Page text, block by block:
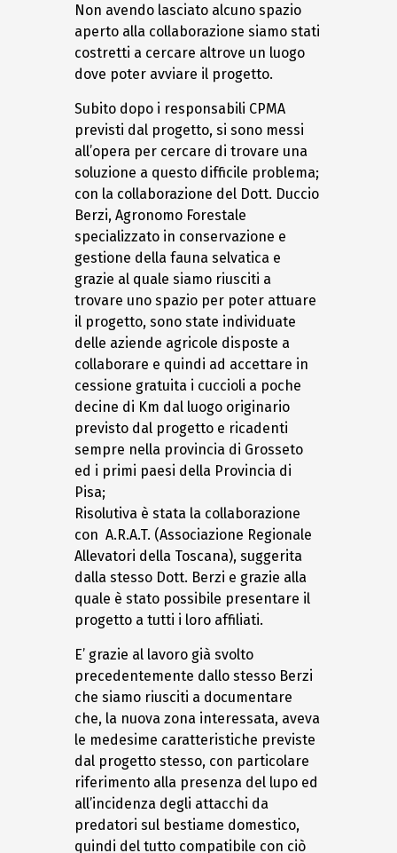
Non avendo lasciato alcuno spazio
aperto alla collaborazione siamo stati
costretti a cercare altrove un luogo
dove poter avviare il progetto.
Subito dopo i responsabili CPMA
previsti dal progetto, si sono messi
all’opera per cercare di trovare una
soluzione a questo difficile problema;
con la collaborazione del Dott. Duccio
Berzi, Agronomo Forestale
specializzato in conservazione e
gestione della fauna selvatica e
grazie al quale siamo riusciti a
trovare uno spazio per poter attuare
il progetto, sono state individuate
delle aziende agricole disposte a
collaborare e quindi ad accettare in
cessione gratuita i cuccioli a poche
decine di Km dal luogo originario
previsto dal progetto e ricadenti
sempre nella provincia di Grosseto
ed i primi paesi della Provincia di
Pisa;
Risolutiva è stata la collaborazione
con A.R.A.T. (Associazione Regionale
Allevatori della Toscana), suggerita
dalla stesso Dott. Berzi e grazie alla
quale è stato possibile presentare il
progetto a tutti i loro affiliati.
E’ grazie al lavoro già svolto
precedentemente dallo stesso Berzi
che siamo riusciti a documentare
che, la nuova zona interessata, aveva
le medesime caratteristiche previste
dal progetto stesso, con particolare
riferimento alla presenza del lupo ed
all’incidenza degli attacchi da
predatori sul bestiame domestico,
quindi del tutto compatibile con ciò